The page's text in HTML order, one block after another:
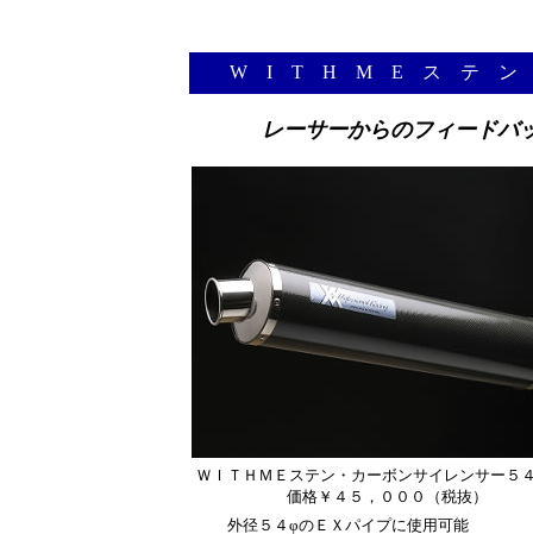
W I T H M E ス テ ン
レーサーからのフィードバ
ＷＩＴＨＭＥステン・カーボンサイレンサー５
価格￥４５，０００（税抜）
外径５４φのＥＸパイプに使用可能